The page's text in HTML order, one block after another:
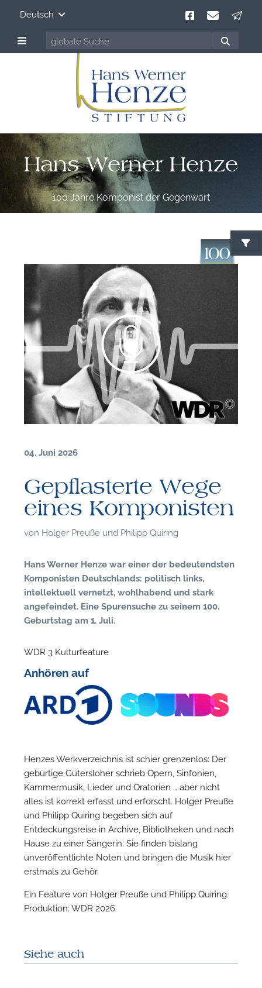
Deutsch
Hans Werner Henze
100 Jahre Komponist der Gegenwart
04. Juni 2026
Gepflasterte Wege
eines Komponisten
von Holger Preuße und Philipp Quiring
Hans Werner Henze war einer der bedeutendsten
Komponisten Deutschlands: politisch links,
intellektuell vernetzt, wohlhabend und stark
angefeindet. Eine Spurensuche zu seinem 100.
Geburtstag am 1. Juli.
WDR 3 Kulturfeature
Anhören auf
Henzes Werkverzeichnis ist schier grenzenlos: Der
gebürtige Gütersloher schrieb Opern, Sinfonien,
Kammermusik, Lieder und Oratorien … aber nicht
alles ist korrekt erfasst und erforscht. Holger Preuße
und Philipp Quiring begeben sich auf
Entdeckungsreise in Archive, Bibliotheken und nach
Hause zu einer Sängerin: Sie finden bislang
unveröffentlichte Noten und bringen die Musik hier
erstmals zu Gehör.
Ein Feature von Holger Preuße und Philipp Quiring.
Produktion: WDR 2026
Siehe auch